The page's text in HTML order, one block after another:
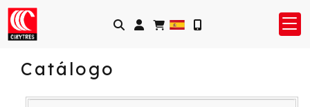
Identifícate
Catálogo